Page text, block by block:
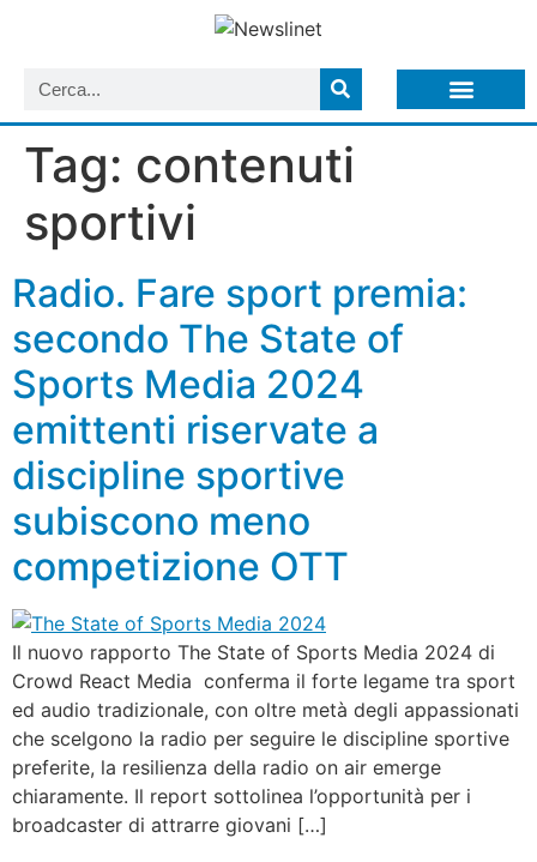
Tag: contenuti
sportivi
Radio. Fare sport premia:
secondo The State of
Sports Media 2024
emittenti riservate a
discipline sportive
subiscono meno
competizione OTT
Il nuovo rapporto The State of Sports Media 2024 di
Crowd React Media conferma il forte legame tra sport
ed audio tradizionale, con oltre metà degli appassionati
che scelgono la radio per seguire le discipline sportive
preferite, la resilienza della radio on air emerge
chiaramente. Il report sottolinea l’opportunità per i
broadcaster di attrarre giovani […]